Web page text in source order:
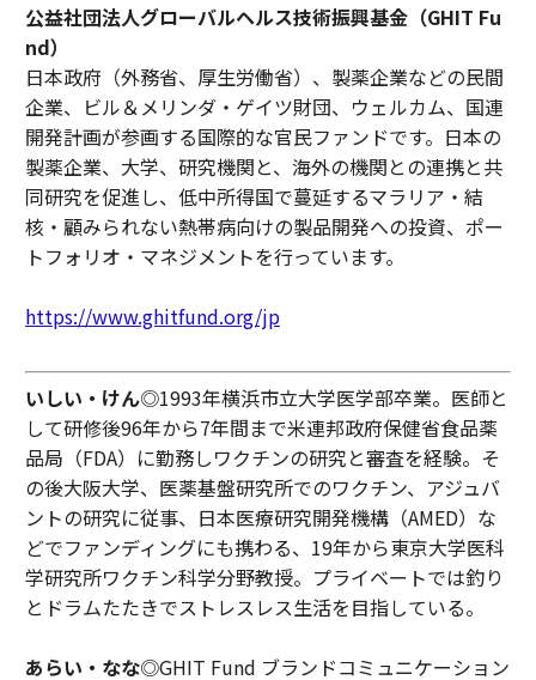
公益社団法人グローバルヘルス技術振興基金（GHIT Fu
nd）
日本政府（外務省、厚生労働省）、製薬企業などの民間
企業、ビル＆メリンダ・ゲイツ財団、ウェルカム、国連
開発計画が参画する国際的な官民ファンドです。日本の
製薬企業、大学、研究機関と、海外の機関との連携と共
同研究を促進し、低中所得国で蔓延するマラリア・結
核・顧みられない熱帯病向けの製品開発への投資、ポー
トフォリオ・マネジメントを行っています。
https://www.ghitfund.org/jp
いしい・けん◎1993年横浜市立大学医学部卒業。医師と
して研修後96年から7年間まで米連邦政府保健省食品薬
品局（FDA）に勤務しワクチンの研究と審査を経験。そ
の後大阪大学、医薬基盤研究所でのワクチン、アジュバ
ントの研究に従事、日本医療研究開発機構（AMED）な
どでファンディングにも携わる、19年から東京大学医科
学研究所ワクチン科学分野教授。プライベートでは釣り
とドラムたたきでストレスレス生活を目指している。
あらい・なな◎GHIT Fund ブランドコミュニケーション